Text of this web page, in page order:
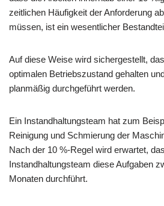
zeitlichen Häufigkeit der Anforderung
müssen, ist ein wesentlicher
Auf diese Weise wird sichergestellt,
optimalen Betriebszustand gehalten
planmäßig durchgeführt werden.
Ein Instandhaltungsteam hat zum
Reinigung und Schmierung der
Nach der 10 %-Regel wird erwartet,
Instandhaltungsteam diese Aufgaben
Monaten durchführt.